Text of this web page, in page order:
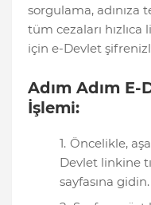
sorgulama, adınıza
tüm cezaları
için e-Devlet
Adım Adım
İşlemi:
Öncelikle,
Devlet linkine
sayfasına gidin.